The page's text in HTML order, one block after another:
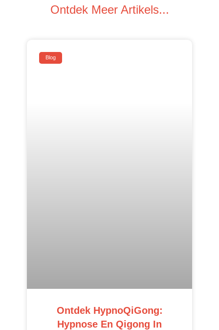
Ontdek Meer Artikels...
Blog
Ontdek HypnoQiGong:
Hypnose En Qigong In